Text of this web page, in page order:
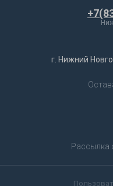
г. Нижний
Рассылка